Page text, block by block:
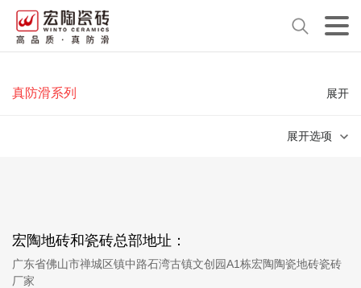
真防滑系列 展开
展开选项
宏陶地砖和瓷砖总部地址：
广东省佛山市禅城区镇中路石湾古镇文创园A1栋宏陶陶瓷地砖瓷砖
厂家